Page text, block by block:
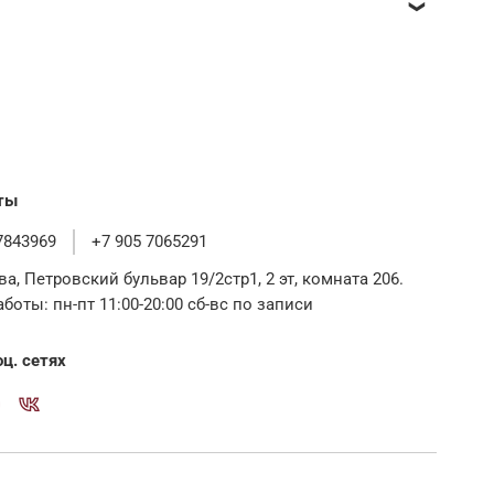
и ответить на все вопросы.
+7 905 7065291
Петровский бульвар 19/2стр1, 2 эт, комната 206.
пн-пт 11:00-20:00 сб-вс по записи
сетях